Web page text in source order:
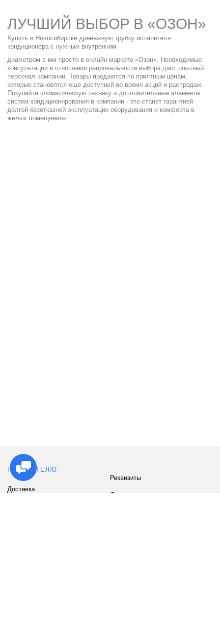
ЛУЧШИЙ ВЫБОР В «ОЗОН»
Купить в Новосибирске дренажную трубку испарителя
кондиционера с нужным внутренним
диаметром в мм просто в онлайн маркете «Озон». Необходимые
консультации в отношении рациональности выбора даст опытный
персонал компании. Товары продаются по приятным ценам,
которые становятся еще доступней во время акций и распродаж.
Покупайте климатическую технику и дополнительные элементы
систем кондиционирования в компании - это станет гарантией
долгой безотказной эксплуатации оборудования и комфорта в
жилых помещениях.
ПОКУПАТЕЛЮ
Доставка
Реквизиты
Сервис